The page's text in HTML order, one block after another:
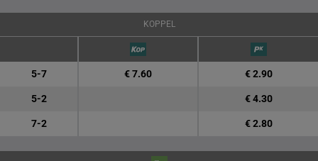
KOPPEL
5-7 € 7.60 € 2.90
5-2 € 4.30
7-2 € 2.80